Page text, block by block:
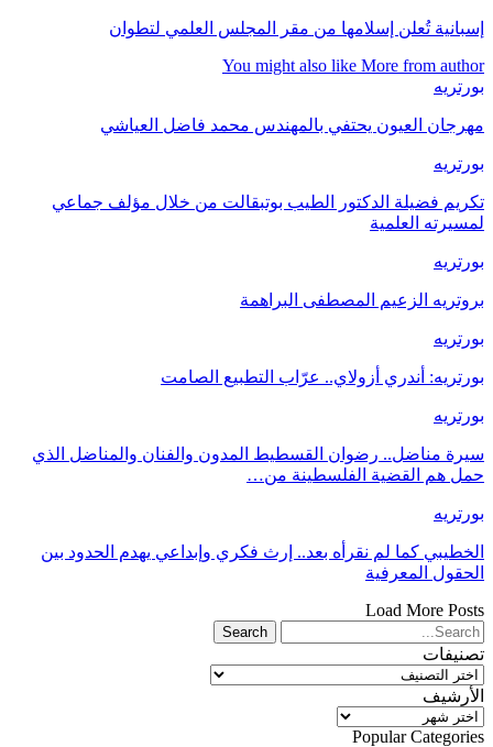
إسبانية تُعلن إسلامها من مقر المجلس العلمي لتطوان
You might also like More from author
بورتريه
مهرجان العيون يحتفي بالمهندس محمد فاضل العياشي
بورتريه
تكريم فضيلة الدكتور الطيب بوتبقالت من خلال مؤلف جماعي
لمسيرته العلمية
بورتريه
بروتريه الزعيم المصطفى البراهمة
بورتريه
بورتريه: أندري أزولاي.. عرّاب التطبيع الصامت
بورتريه
سيرة مناضل.. رضوان القسطيط المدون والفنان والمناضل الذي
حمل هم القضية الفلسطينة من…
بورتريه
الخطيبي كما لم نقرأه بعد.. إرث فكري وإبداعي يهدم الحدود بين
الحقول المعرفية
Load More Posts
تصنيفات
تصنيفات
الأرشيف
الأرشيف
Popular Categories